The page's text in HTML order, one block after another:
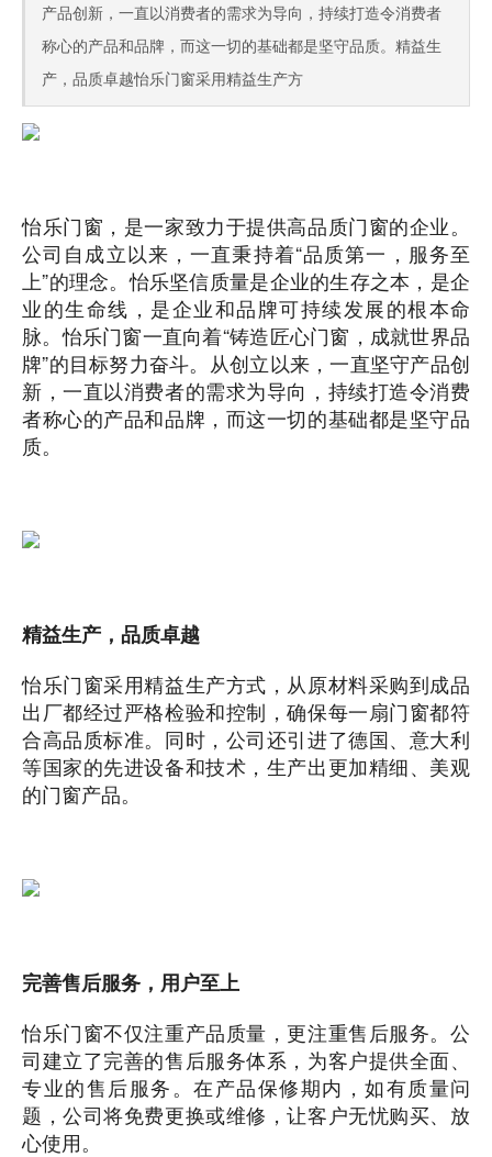
产品创新，一直以消费者的需求为导向，持续打造令消费者
称心的产品和品牌，而这一切的基础都是坚守品质。精益生
产，品质卓越怡乐门窗采用精益生产方
怡乐门窗，是一家致力于提供高品质门窗的企业。
公司自成立以来，一直秉持着“品质第一，服务至
上”的理念。怡乐坚信质量是企业的生存之本，是企
业的生命线，是企业和品牌可持续发展的根本命
脉。怡乐门窗⼀直向着“铸造匠⼼⻔窗，成就世界品
牌”的⽬标努⼒奋⽃。从创立以来，一直坚守产品创
新，一直以消费者的需求为导向，持续打造令消费
者称心的产品和品牌，而这一切的基础都是坚守品
质。
精益生产，品质卓越
怡乐门窗采用精益生产方式，从原材料采购到成品
出厂都经过严格检验和控制，确保每一扇门窗都符
合高品质标准。同时，公司还引进了德国、意大利
等国家的先进设备和技术，生产出更加精细、美观
的门窗产品。
完善售后服务，用户至上
怡乐门窗不仅注重产品质量，更注重售后服务。公
司建立了完善的售后服务体系，为客户提供全面、
专业的售后服务。在产品保修期内，如有质量问
题，公司将免费更换或维修，让客户无忧购买、放
心使用。